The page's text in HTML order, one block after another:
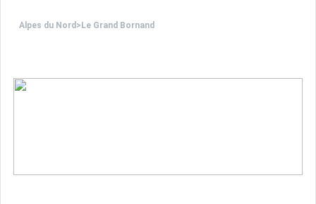
Face aux pistes de ski et à 1 km de l'école de ski, la
Alpes du Nord > Le Grand Bornand